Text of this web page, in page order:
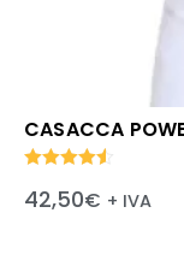
CASACCA
42,50€ + IVA
4.50 su 5